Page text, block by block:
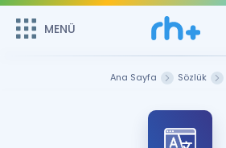
MENÜ
Sepetin Şu An
MENÜ
Ana Sayfa Sözlük